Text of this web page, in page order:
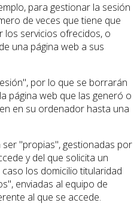
para gestionar la sesión
de veces que tiene que
los servicios ofrecidos, o
una página web a sus
por lo que se borrarán
página web que las generó o
en su ordenador hasta una
"propias", gestionadas por
y del que solicita un
los domicilio titularidad
enviadas al equipo de
al que se accede.